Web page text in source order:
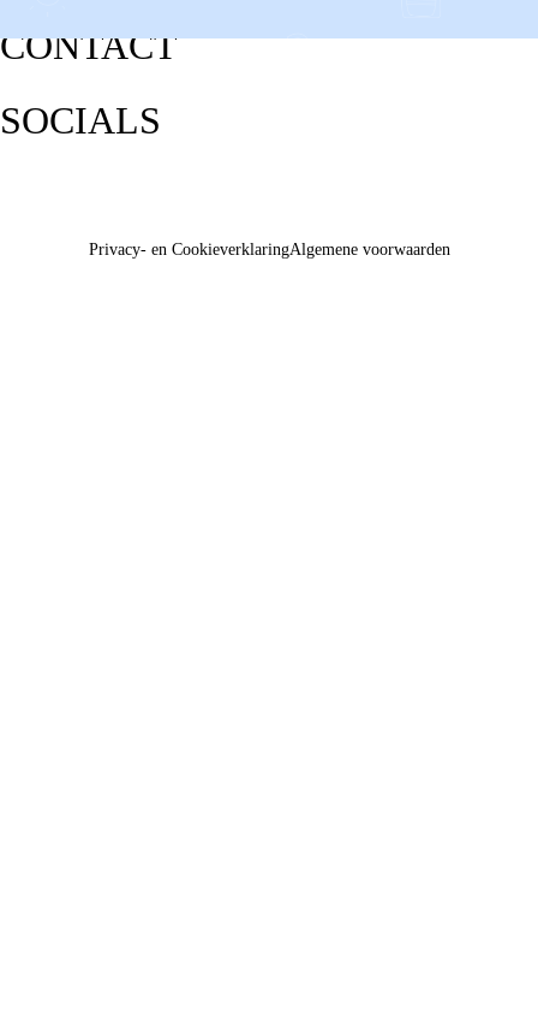
CONTACT
SOCIALS
Privacy- en CookieverklaringAlgemene voorwaarden